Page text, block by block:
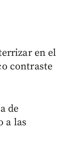
en el
contraste
de
a las